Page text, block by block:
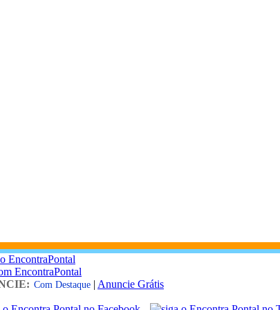
EncontraPontal
EncontraPontal
Com Destaque | Anuncie Grátis